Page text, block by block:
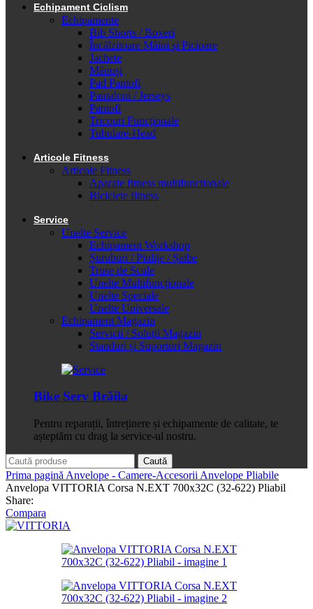
Echipament Ciclism
Echipamente
Bib Shorts / Boxeri
Încălzitoare Mâini și Picioare
Jachete
Mănuși
Pad Pantofi
Pantaloni / Jerseys
Pantofi
Tricouri Funcționale
Tubulare-Head
Articole Fitness
Articole Fitness
Aparate fitness multifunctionale
Biciclete fitness
Service
Unelte Service
Echipament Workshop
Șuruburi / Piulițe / Șaibe
Truse de Scule
Unelte Multifuncționale
Unelte Speciale
Unelte Universale
Echipament Magazin
Servicii / Soluții Magazin
Standuri și Suporturi Magazin
Bike Serv Brăila
Pentru reparații, întreținere și echipamente de calitate, te
așteptăm cu drag la service-ul nostru.
Caută
Prima pagină Anvelope - Camere-Accesorii Anvelope Pliabile
Anvelopa VITTORIA Corsa N.EXT 700x32C (32-622) Pliabil
Share:
Compara